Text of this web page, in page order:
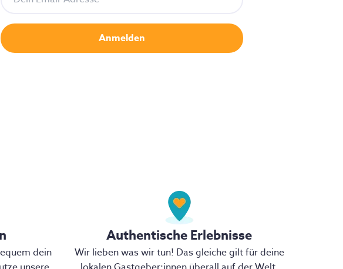
dein
Authentische Erlebnisse
Wir lieben was wir tun! Das gleiche gilt für deine